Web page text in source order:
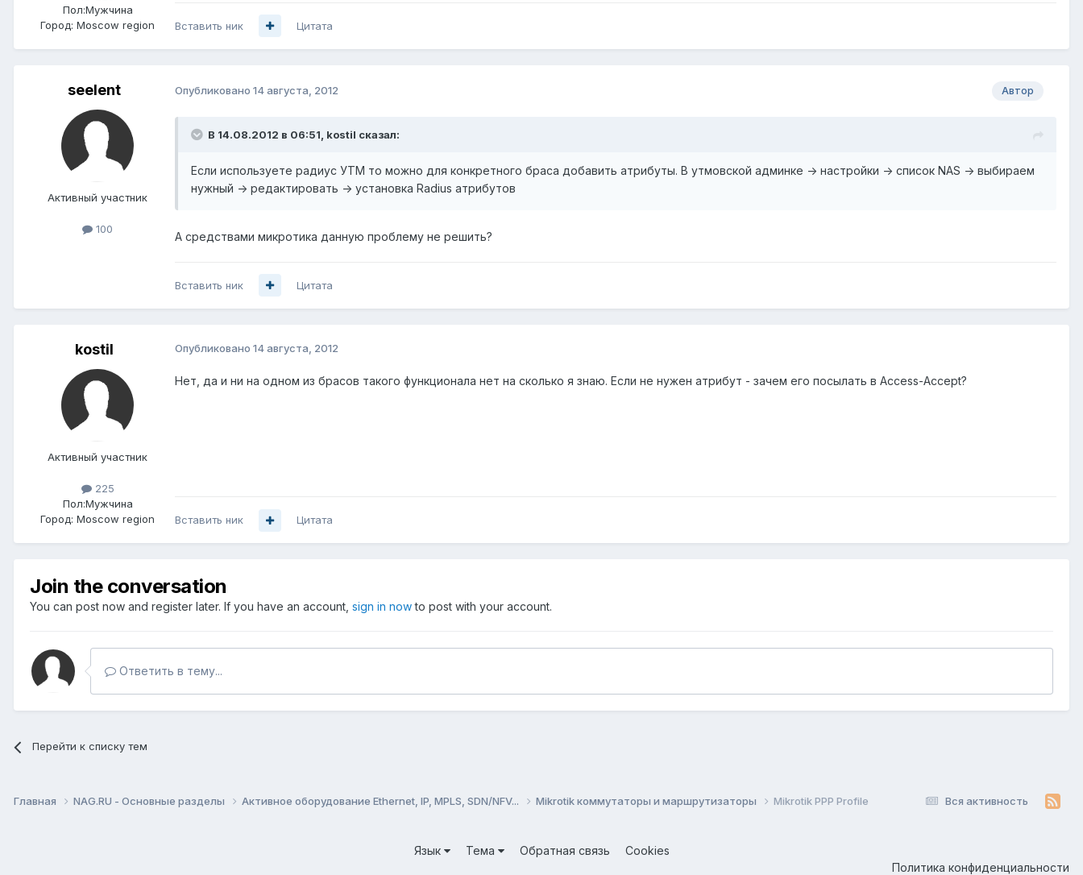
Пол:Мужчина
Город: Moscow region Вставить ник Цитата
seelent
Активный участник
100
Автор
Опубликовано 14 августа, 2012
В 14.08.2012 в 06:51, kostil сказал:
Если используете радиус УТМ то можно для конкретного браса добавить атрибуты. В утмовской админке -> настройки -> список NAS -> выбираем
нужный -> редактировать -> установка Radius атрибутов
А средствами микротика данную проблему не решить?
Вставить ник Цитата
kostil
Активный участник
225
Пол:Мужчина
Город: Moscow region
Опубликовано 14 августа, 2012
Нет, да и ни на одном из брасов такого функционала нет на сколько я знаю. Если не нужен атрибут - зачем его посылать в Access-Accept?
Вставить ник Цитата
Join the conversation
You can post now and register later. If you have an account, sign in nowto post with your account.
Ответить в тему...
Перейти к списку тем
Вся активность
Главная NAG.RU - Основные разделы Активное оборудование Ethernet, IP, MPLS, SDN/NFV... Mikrotik коммутаторы и маршрутизаторы Mikrotik PPP Profile
Язык Тема Обратная связь
Cookies
Политика конфиденциальности